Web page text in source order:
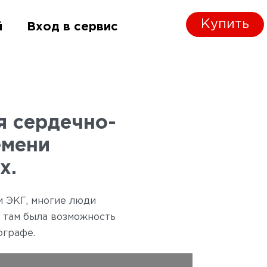
Вход в сервис Купить
сердечно-
ЭКГ, многие люди
была возможность
Вход в сервис Купить